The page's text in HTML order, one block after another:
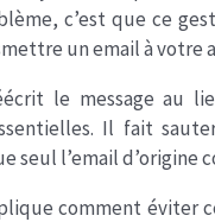
c’est que ce
un email à votre
le message au
Il fait
seul l’email d’origine
comment éviter